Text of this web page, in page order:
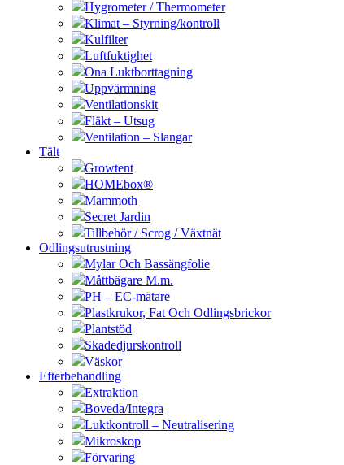
Hygrometer / Thermometer
Klimat – Styrning/kontroll
Kulfilter
Luftfuktighet
Ona Luktborttagning
Uppvärmning
Ventilationskit
Fläkt – Utsug
Ventilation – Slangar
Tält
Growtent
HOMEbox®
Mammoth
Secret Jardin
Tillbehör / Scrog / Växtnät
Odlingsutrustning
Mylar Och Bassängfolie
Måttbägare M.m.
PH – EC-mätare
Plastkrukor, Fat Och Odlingsbrickor
Plantstöd
Skadedjurskontroll
Väskor
Efterbehandling
Extraktion
Boveda/Integra
Luktkontroll – Neutralisering
Mikroskop
Förvaring